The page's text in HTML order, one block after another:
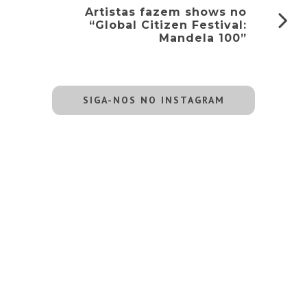
Artistas fazem shows no
“Global Citizen Festival:
Mandela 100”
SIGA-NOS NO INSTAGRAM